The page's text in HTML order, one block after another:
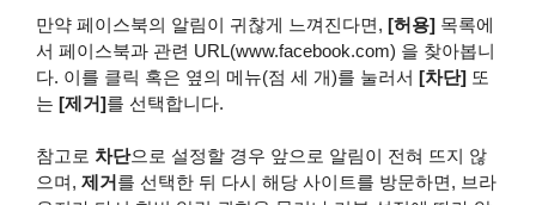
만약 페이스북의 알림이 귀찮게 느껴진다면, [허용] 목록에
서 페이스북과 관련 URL(www.facebook.com) 을 찾아봅니
다. 이를 클릭 혹은 옆의 메뉴(점 세 개)를 눌러서 [차단] 또
는 [제거]를 선택합니다.
참고로 차단으로 설정할 경우 앞으로 알림이 전혀 뜨지 않
으며, 제거를 선택한 뒤 다시 해당 사이트를 방문하면, 브라